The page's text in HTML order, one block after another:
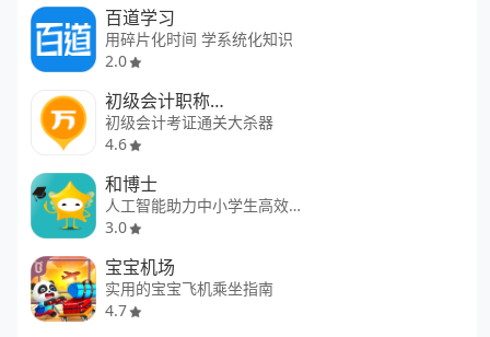
百道学习
用碎片化时间 学系统化知识
2.0
初级会计职称万题库
初级会计考证通关大杀器
4.6
和博士
人工智能助力中小学生高效学习
3.0
宝宝机场
实用的宝宝飞机乘坐指南
4.7